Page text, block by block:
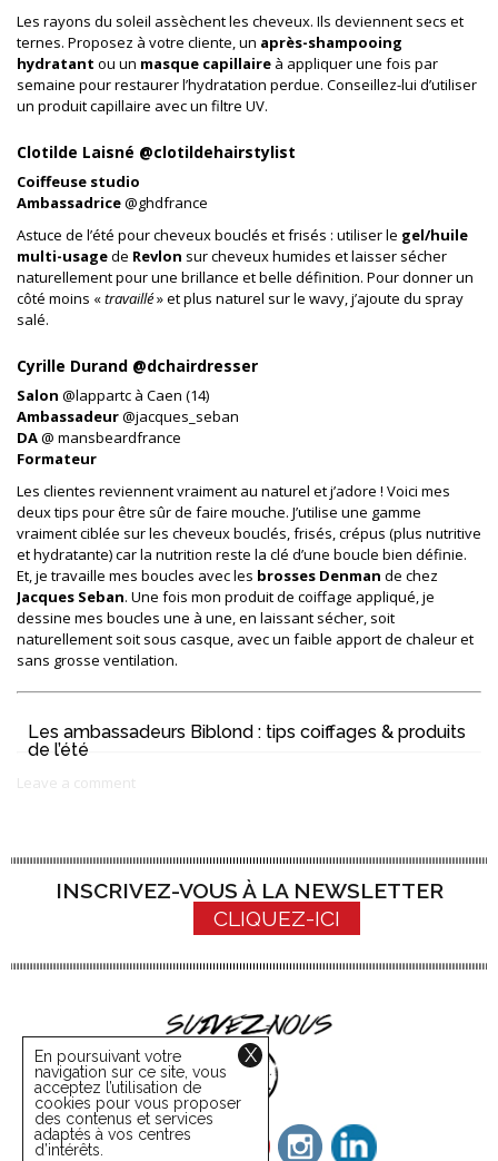
Les ambassadeurs Biblond : tips coiffages & produits
de l’été
Les rayons du soleil assèchent les cheveux. Ils deviennent secs et
ternes. Proposez à votre cliente, un après-shampooing
hydratant ou un masque capillaire à appliquer une fois par
semaine pour restaurer l’hydratation perdue. Conseillez-lui d’utiliser
un produit capillaire avec un filtre UV.
Clotilde Laisné @clotildehairstylist
Coiffeuse studio
Ambassadrice@ghdfrance
Astuce de l’été pour cheveux bouclés et frisés : utiliser le gel/huile
multi-usagede Revlon sur cheveux humides et laisser sécher
naturellement pour une brillance et belle définition. Pour donner un
côté moins «travaillé» et plus naturel sur le wavy, j’ajoute du spray
salé.
Cyrille Durand @dchairdresser
Salon @lappartc à Caen (14)
Ambassadeur@jacques_seban
DA@ mansbeardfrance
Formateur
Les clientes reviennent vraiment au naturel et j’adore ! Voici mes
deux tips pour être sûr de faire mouche. J’utilise une gamme
vraiment ciblée sur les cheveux bouclés, frisés, crépus (plus nutritive
et hydratante) car la nutrition reste la clé d’une boucle bien définie.
Et, je travaille mes boucles avec les brosses Denman de chez
Jacques Seban. Une fois mon produit de coiffage appliqué, je
dessine mes boucles une à une, en laissant sécher, soit
naturellement soit sous casque, avec un faible apport de chaleur et
sans grosse ventilation.
Leave a comment
INSCRIVEZ-VOUS À LA NEWSLETTER
CLIQUEZ-ICI
X
En poursuivant votre
navigation sur ce site, vous
acceptez l’utilisation de
cookies pour vous proposer
des contenus et services
adaptés à vos centres
d’intérêts.